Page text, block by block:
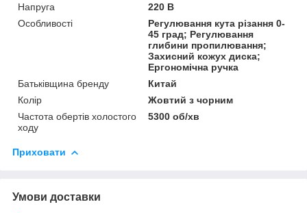
Напруга
220 В
Особливості
Регулювання кута різання 0-
45 град; Регулювання
глибини пропилювання;
Захисний кожух диска;
Ергономічна ручка
Батьківщина бренду
Китай
Колір
Жовтий з чорним
Частота обертів холостого
ходу
5300 об/хв
Приховати
Умови доставки